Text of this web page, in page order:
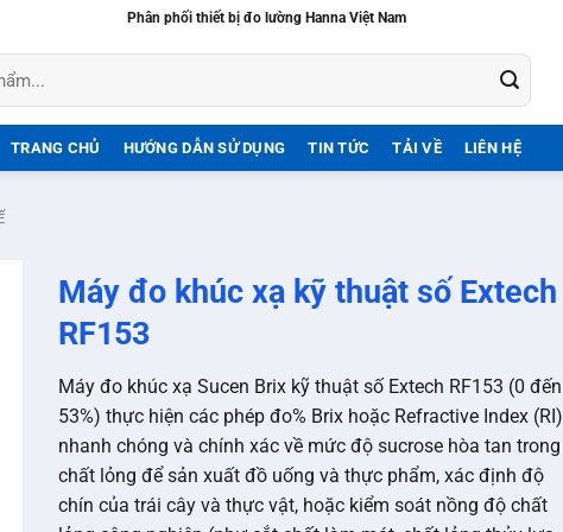
Phân phối thiết bị đo lường Hanna Việt Nam
TRANG CHỦ HƯỚNG DẪN SỬ DỤNG TIN TỨC TẢI VỀ LIÊN HỆ
Máy đo khúc xạ kỹ thuật số Extech
RF153
Máy đo khúc xạ Sucen Brix kỹ thuật số Extech RF153 (0 đến
53%) thực hiện các phép đo% Brix hoặc Refractive Index (RI)
nhanh chóng và chính xác về mức độ sucrose hòa tan trong
chất lỏng để sản xuất đồ uống và thực phẩm, xác định độ
chín của trái cây và thực vật, hoặc kiểm soát nồng độ chất